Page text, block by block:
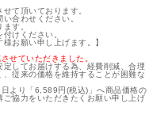
て頂いております。
合わせください。
す。
けください。
お願い申し上げます。】
せていただきました。
してお届けする為、経費削減、合理
従来の価格を維持することが困難な
より「6,589円(税込)」へ商品価格の
協力をいただきたくお願い申し上げ